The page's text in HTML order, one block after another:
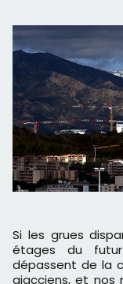
Si les grues disparaîtront sous peu, les trois derniers
étages du futur
dépassent de la
ajacciens, et nos